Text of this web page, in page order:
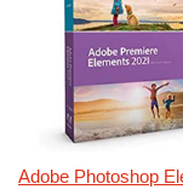
Adobe Photoshop